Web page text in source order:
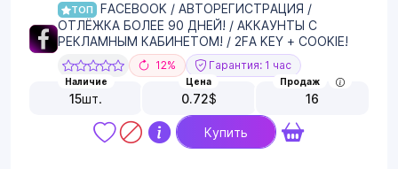
ТОП
FACEBOOK / АВТОРЕГИСТРАЦИЯ /
ОТЛЁЖКА БОЛЕЕ 90 ДНЕЙ! / АККАУНТЫ С
РЕКЛАМНЫМ КАБИНЕТОМ! / 2FA KEY + COOKIE!
12% Гарантия: 1 час
Наличие
15шт.
Цена
0.72$
Продаж
16
Купить